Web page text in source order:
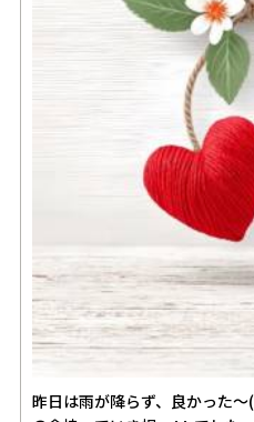
昨日は雨が降らず、良かった